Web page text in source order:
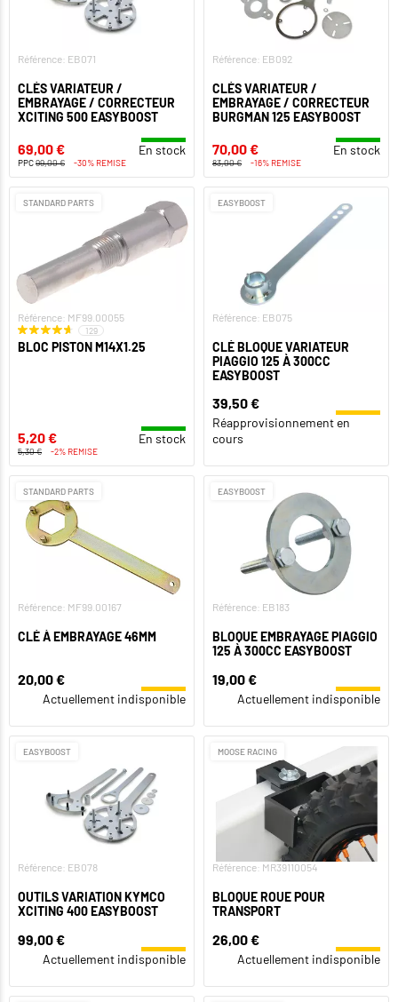
Référence: EB071
CLÉS VARIATEUR /
EMBRAYAGE / CORRECTEUR
XCITING 500 EASYBOOST
69,00 € En stock
PPC99,00 € -30% REMISE
Référence: EB092
CLÉS VARIATEUR /
EMBRAYAGE / CORRECTEUR
BURGMAN 125 EASYBOOST
70,00 € En stock
83,00 € -16% REMISE
STANDARD PARTS
Référence: MF99.00055
129
BLOC PISTON M14X1.25
5,20 € En stock
5,30 € -2% REMISE
EASYBOOST
Référence: EB075
CLÉ BLOQUE VARIATEUR
PIAGGIO 125 À 300CC
EASYBOOST
39,50 €
Réapprovisionnement en
cours
STANDARD PARTS
Référence: MF99.00167
CLÉ À EMBRAYAGE 46MM
20,00 €
Actuellement indisponible
EASYBOOST
Référence: EB183
BLOQUE EMBRAYAGE PIAGGIO
125 À 300CC EASYBOOST
19,00 €
Actuellement indisponible
EASYBOOST
Référence: EB078
OUTILS VARIATION KYMCO
XCITING 400 EASYBOOST
99,00 €
Actuellement indisponible
MOOSE RACING
Référence: MR39110054
BLOQUE ROUE POUR
TRANSPORT
26,00 €
Actuellement indisponible